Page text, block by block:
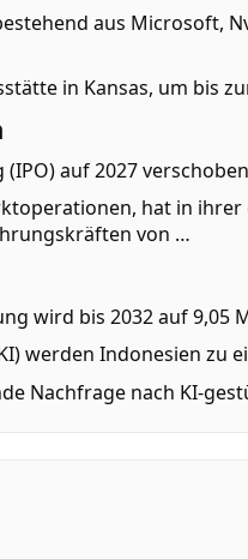
aus Microsoft,
in Kansas, um bis
auf 2027
hat in
von …
wird bis 2032 auf 9,05
werden Indonesien zu
Nachfrage nach KI-